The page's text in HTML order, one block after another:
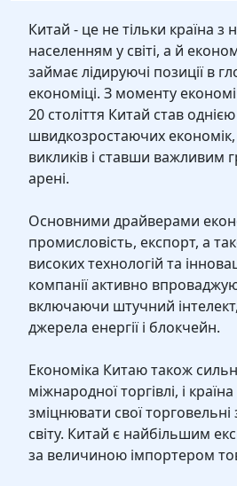
Китай - це не тільки країна з
населенням у світі, а й
займає лідируючі позиції в
економіці. З моменту
20 століття Китай став
швидкозростаючих
викликів і ставши важливим
арені.
Основними драйверами
промисловість, експорт, а
високих технологій та
компанії активно
включаючи штучний
джерела енергії і блокчейн.
Економіка Китаю також
міжнародної торгівлі, і
зміцнювати свої
світу. Китай є найбільшим
за величиною імпортером